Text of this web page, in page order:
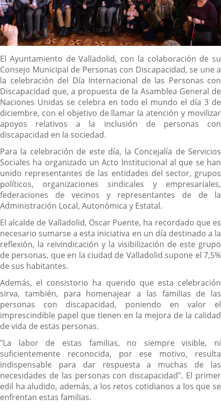
Descripción
El Ayuntamiento de Valladolid, con la colaboración de su
Consejo Municipal de Personas con Discapacidad, se une a
la celebración del Día Internacional de las Personas con
Discapacidad que, a propuesta de la Asamblea General de
Naciones Unidas se celebra en todo el mundo el día 3 de
diciembre, con el objetivo de llamar la atención y movilizar
apoyos relativos a la inclusión de personas con
discapacidad en la sociedad.
Para la celebración de este día, la Concejalía de Servicios
Sociales ha organizado un Acto Institucional al que se han
unido representantes de las entidades del sector, grupos
políticos, organizaciones sindicales y empresariales,
federaciones de vecinos y representantes de de la
Administración Local, Autonómica y Estatal.
El alcalde de Valladolid, Oscar Puente, ha recordado que es
necesario sumarse a esta iniciativa en un día destinado a la
reflexión, la reivindicación y la visibilización de este grupo
de personas, que en la ciudad de Valladolid supone el 7,5%
de sus habitantes.
Además, el consistorio ha querido que esta celebración
sirva, también, para homenajear a las familias de las
personas con discapacidad, poniendo en valor el
imprescindible papel que tienen en la mejora de la calidad
de vida de estas personas.
"La labor de estas familias, no siempre visible, ni
suficientemente reconocida, por ese motivo, resulta
indispensable para dar respuesta a muchas de las
necesidades de las personas con discapacidad". El primer
edil ha aludido, además, a los retos cotidianos a los que se
enfrentan estas familias.